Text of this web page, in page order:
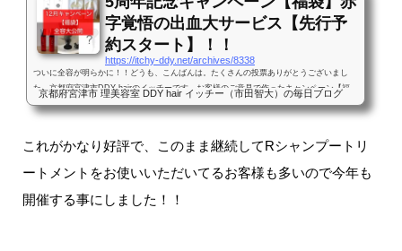
字覚悟の出血大サービス【先行予
約スタート】！！
https://itchy-ddy.net/archives/8338
ついに全容が明らかに！！どうも、こんばんは。たくさんの投票ありがとうございまし
た、京都府宮津市DDY hairのイッチーです。お客様のご意見で作ったキャンペーン【福
袋】先日こんなブログを投稿してました。1ヶ月かけてお客様にアンケートを取った結
果、12月のキャンペーンは福袋にします！という内容。その福袋の詳細をご説明させてい
す。3種類ご用意しましたが、数量限定にて販売させていただきます。（売り切れた場合
京都府宮津市 理美容室 DDY hair イッチー（市田智大）の毎日ブログ
これがかなり好評で、このまま継続してRシャンプートリ
ートメントをお使いいただいてるお客様も多いので今年も
開催する事にしました！！